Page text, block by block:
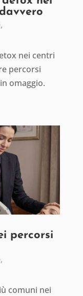
,
nei centri
percorsi
omaggio.
percorsi
,
comuni nei